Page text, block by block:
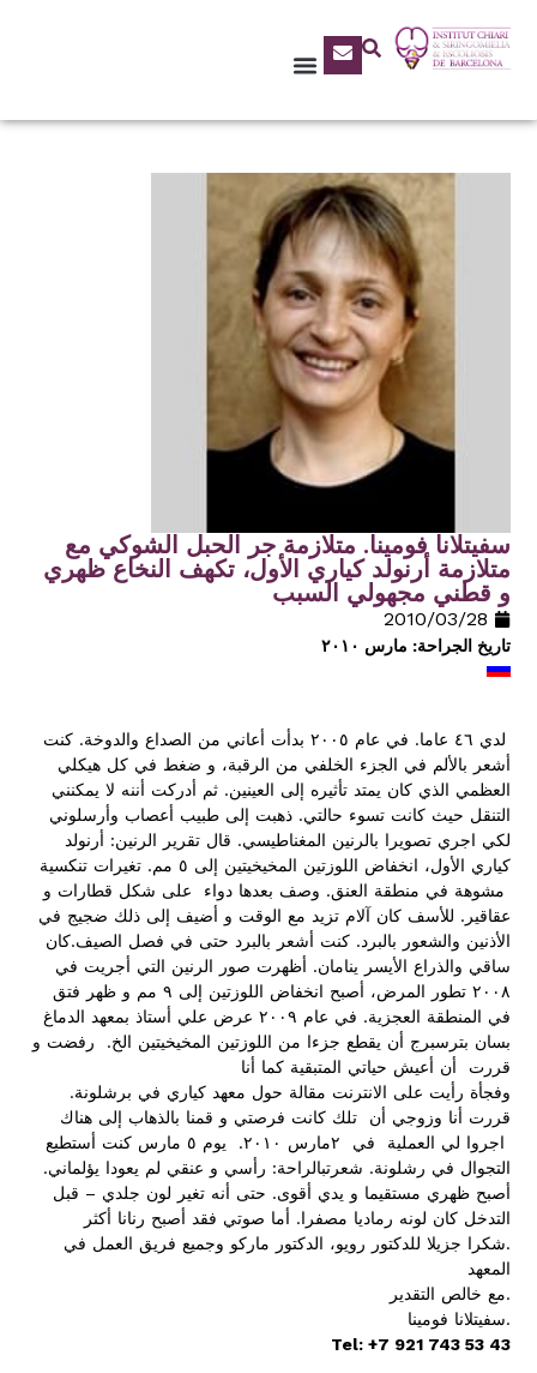
سفيتلانا فومينا. متلازمة جر الحبل الشوكي مع
متلازمة أرنولد كياري الأول، تكهف النخاع ظهري
و قطني مجهولي السبب
28‏/03‏/2010
تاريخ الجراحة: مارس ٢٠١٠
لدي ٤٦ عاما. في عام ٢٠٠٥ بدأت أعاني من الصداع والدوخة. كنت
أشعر بالألم في الجزء الخلفي من الرقبة، و ضغط في كل هيكلي
العظمي الذي كان يمتد تأثيره إلى العينين. ثم أدركت أننه لا يمكنني
التنقل حيث كانت تسوء حالتي. ذهبت إلى طبيب أعصاب وأرسلوني
لكي اجري تصويرا بالرنين المغناطيسي. قال تقرير الرنين: أرنولد
كياري الأول، انخفاض اللوزتين المخيخيتين إلى ٥ مم. تغيرات تنكسية
مشوهة في منطقة العنق. وصف بعدها دواء على شكل قطارات و
عقاقير. للأسف كان آلام تزيد مع الوقت و أضيف إلى ذلك ضجيج في
الأذنين والشعور بالبرد. كنت أشعر بالبرد حتى في فصل الصيف.كان
ساقي والذراع الأيسر ينامان. أظهرت صور الرنين التي أجريت في
٢٠٠٨ تطور المرض، أصبح انخفاض اللوزتين إلى ٩ مم و ظهر فتق
في المنطقة العجزية. في عام ٢٠٠٩ عرض علي أستاذ بمعهد الدماغ
بسان بترسبرج أن يقطع جزءا من اللوزتين المخيخيتين الخ. رفضت و
قررت أن أعيش حياتي المتبقية كما أنا
وفجأة رأيت على الانترنت مقالة حول معهد كياري في برشلونة.
قررت أنا وزوجي أن تلك كانت فرصتي و قمنا بالذهاب إلى هناك
اجروا لي العملية في ٢مارس ٢٠١٠. يوم ٥ مارس كنت أستطيع
التجوال في رشلونة. شعرتبالراحة: رأسي و عنقي لم يعودا يؤلماني.
أصبح ظهري مستقيما و يدي أقوى. حتى أنه تغير لون جلدي – قبل
التدخل كان لونه رماديا مصفرا. أما صوتي فقد أصبح رنانا أكثر
.شكرا جزيلا للدكتور رويو، الدكتور ماركو وجميع فريق العمل في
المعهد
.مع خالص التقدير
.سفيتلانا فومينا
Tel: +7 921 743 53 43